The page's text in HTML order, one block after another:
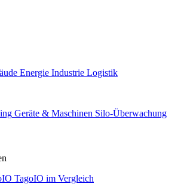
Energie Industrie Logistik
Geräte & Maschinen Silo-Überwachung
TagoIO im Vergleich